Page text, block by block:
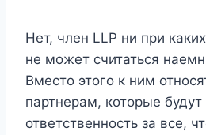
Нет, член LLP ни при
не может считаться
Вместо этого к ним
партнерам, которые
ответственность за все,